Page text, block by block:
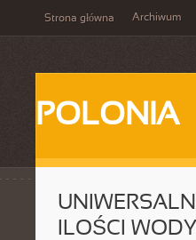
Strona główna Archiwum
POLONIA
ILOŚCI